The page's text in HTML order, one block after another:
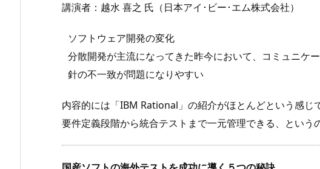
講演者：越水 喜之 氏（日本アイ･ビー･エム株式会社）
ソフトウェア開発の変化
分散開発が主流になってきた昨今において、コミュニケ
針の不一致が問題になりやすい
内容的には「IBM Rational」の紹介がほとんどという感じ
要件定義段階から統合テストまで一元管理できる、という